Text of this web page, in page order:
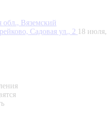
обл., Вяземский
Садовая ул., 2 18 июля,